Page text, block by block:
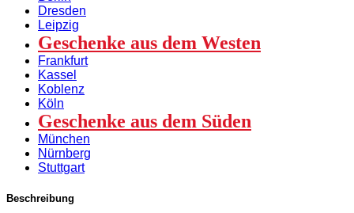
Dresden
Leipzig
Geschenke aus dem Westen
Frankfurt
Kassel
Koblenz
Köln
Geschenke aus dem Süden
München
Nürnberg
Stuttgart
Beschreibung